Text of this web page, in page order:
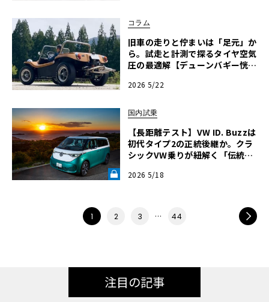
コラム
旧車の走りと佇まいは「足元」か
ら。試走と計測で探るタイヤ空気
圧の最適解【デューンバギー恍惚
2026 5/22
国内試乗
【長距離テスト】VW ID. Buzzは
初代タイプ2の正統後継か。クラ
シックVW乗りが紐解く「伝統の
アル」《LE VOLANT LAB》
2026 5/18
1 2 3 … 44
注目の記事